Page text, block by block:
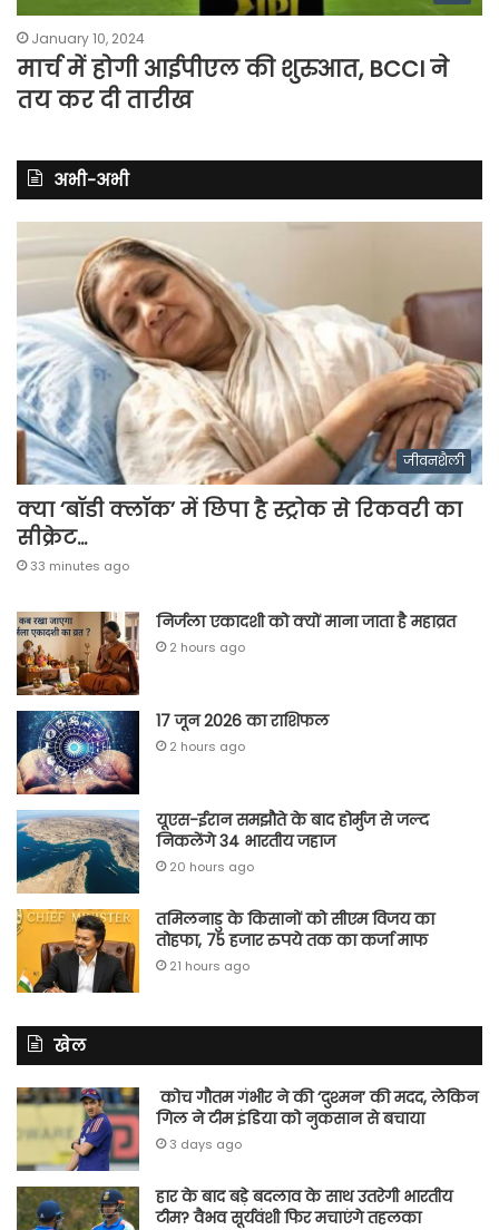
January 10, 2024
मार्च में होगी आईपीएल की शुरुआत, BCCI ने
तय कर दी तारीख
अभी-अभी
जीवनशैली
क्या ‘बॉडी क्लॉक’ में छिपा है स्ट्रोक से रिकवरी का
सीक्रेट…
33 minutes ago
निर्जला एकादशी को क्यों माना जाता है महाव्रत
2 hours ago
17 जून 2026 का राशिफल
2 hours ago
यूएस-ईरान समझौते के बाद होर्मुज से जल्द
निकलेंगे 34 भारतीय जहाज
20 hours ago
तमिलनाडु के किसानों को सीएम विजय का
तोहफा, 75 हजार रुपये तक का कर्जा माफ
21 hours ago
खेल
कोच गौतम गंभीर ने की ‘दुश्मन’ की मदद, लेकिन
गिल ने टीम इंडिया को नुकसान से बचाया
3 days ago
हार के बाद बड़े बदलाव के साथ उतरेगी भारतीय
टीम? वैभव सूर्यवंशी फिर मचाएंगे तहलका